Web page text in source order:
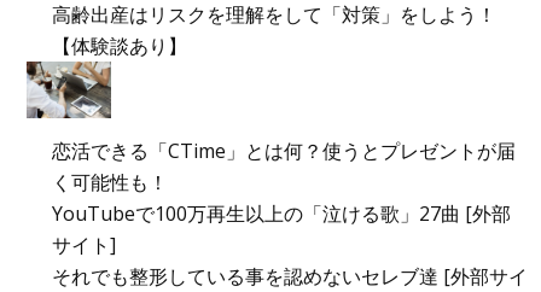
高齢出産はリスクを理解をして「対策」をしよう！
【体験談あり】
恋活できる「CTime」とは何？使うとプレゼントが届
く可能性も！
YouTubeで100万再生以上の「泣ける歌」27曲 [外部
サイト]
それでも整形している事を認めないセレブ達 [外部サイ